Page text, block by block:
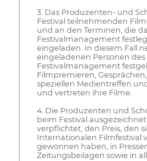
3. Das Produzenten- und
Festival teilnehmenden
und an den Terminen, die
Festivalmanagement
eingeladen. In diesem Fall
eingeladenen Personen
Festivalmanagement
Filmpremieren,
speziellen Medientreffen
und vertreten ihre Filme.
4. Die Produzenten und
beim Festival
verpflichtet, den Preis, den
Internationalen Filmfestival
gewonnen haben, in
Zeitungsbeilagen sowie in